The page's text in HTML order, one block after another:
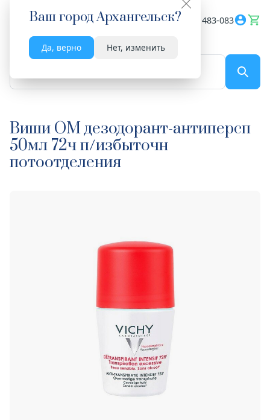
Ваш городАрхангельск?
Да, верно Нет, изменить
Весь сайт 8182 483-083
Виши ОМ дезодорант-антиперсп
50мл 72ч п/избыточн
потоотделения